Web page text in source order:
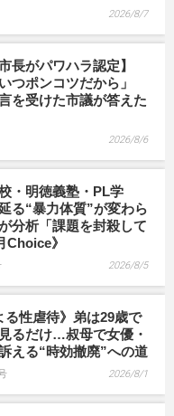
2026/8/7
長がパワハラ認定】
つポンコツだから」
を受けた市議が答えた
2026/8/6
・明徳義塾・PL学
る“暴力体質”が変わら
分析「課題を封殺して
Choice》
2026/8/5
る性虐待》弟は29歳で
るだけ…叔母で女優・
える“時効撤廃”への道
2026/8/1